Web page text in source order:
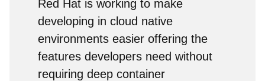
Red Hat is working to make
developing in cloud native
environments easier offering the
features developers need without
requiring deep container